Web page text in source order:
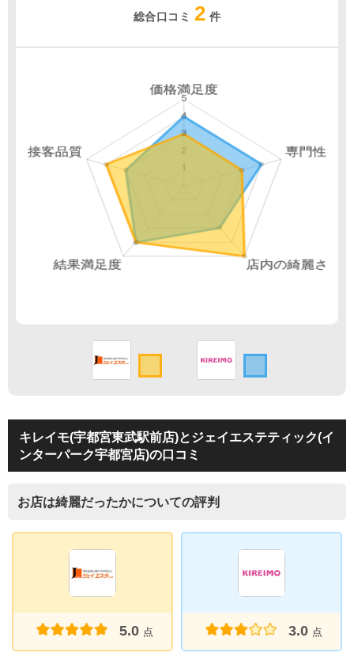
総合口コミ 2 件
キレイモ(宇都宮東武駅前店)とジェイエステティック(イ
ンターパーク宇都宮店)の口コミ
お店は綺麗だったかについての評判
5.0 点 3.0 点